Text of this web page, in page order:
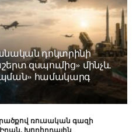
դոկտրինի
զսպումից» մինչև
համակարգ
ռուսական գազի
Խորհրդային